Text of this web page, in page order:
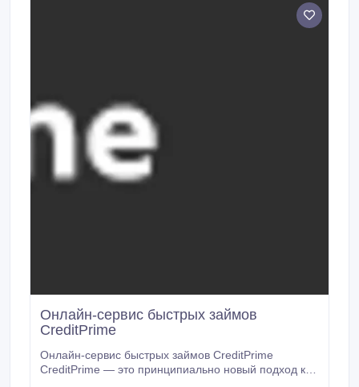
Онлайн-сервис быстрых займов
CreditPrime
Онлайн-сервис быстрых займов CreditPrime
CreditPrime — это принципиально новый подход к